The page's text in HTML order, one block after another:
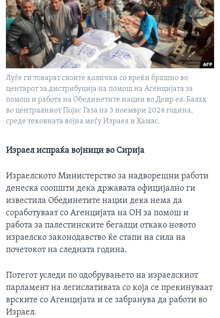
ИНТЕРВЈУА
Јазици
Луѓе ги товарат своите колички со вреќи брашно во
центарот за дистрибуција на помош на Агенцијата за
помош и работа на Обединетите нации во Деир ел-Балах
во централниот Појас Газа на 3 ноември 2024 година,
среде тековната војна меѓу Израел и Хамас.
Израел испраќа војници во Сирија
Израелското Министерство за надворешни работи
денеска соопшти дека државата официјално ги
известила Обединетите нации дека нема да
соработуваат со Агенцијата на ОН за помош и
работа за палестинските бегалци откако новото
израелско законодавство ќе стапи на сила на
почетокот на следната година.
Потегот уследи по одобрувањето на израелскиот
парламент на легислативата со која се прекинуваат
врските со Агенцијата и се забранува да работи во
Израел.